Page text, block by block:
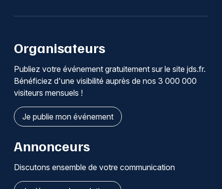
Organisateurs
Publiez votre événement gratuitement sur le site jds.fr.
Bénéficiez d'une visibilité auprès de nos 3 000 000
visiteurs mensuels !
Je publie mon événement
Annonceurs
Discutons ensemble de votre communication